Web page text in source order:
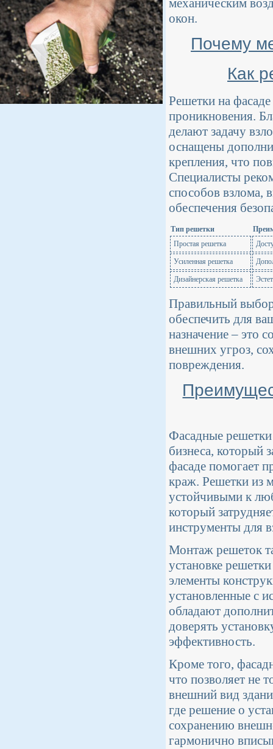
механическим
окон.
Почему
Как
Решетки на
проникновения.
делают задачу
оснащены
крепления, что
Специалисты
способов взлома,
обеспечения
Тип решетки
Простая решетка
Усиленная решетка
Дизайнерская решетка
Правильный
обеспечить для
назначение – это
внешних угроз,
повреждения.
Фасадные
бизнеса, который
фасаде помогает
краж. Решетки из
устойчивыми к
который
инструменты для
Монтаж решеток
установке
элементы
установленные с
обладают
доверять
эффективность.
Кроме того,
что позволяет не
внешний вид
где решение о
сохранению
гармонично